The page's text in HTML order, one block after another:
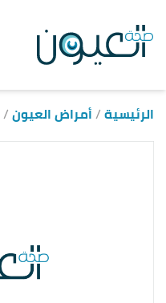
الرئيسية أمراض العيون